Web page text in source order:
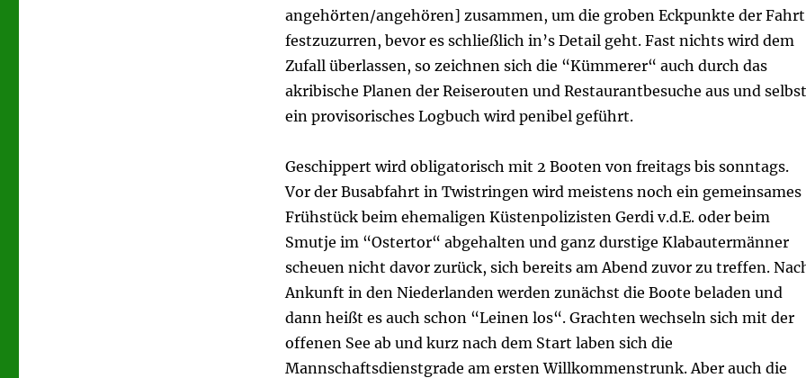
angehörten/angehören] zusammen, um die groben Eckpunkte der Fahrt
festzuzurren, bevor es schließlich in’s Detail geht. Fast nichts wird dem
Zufall überlassen, so zeichnen sich die “Kümmerer“ auch durch das
akribische Planen der Reiserouten und Restaurantbesuche aus und selbst
ein provisorisches Logbuch wird penibel geführt.
Geschippert wird obligatorisch mit 2 Booten von freitags bis sonntags.
Vor der Busabfahrt in Twistringen wird meistens noch ein gemeinsames
Frühstück beim ehemaligen Küstenpolizisten Gerdi v.d.E. oder beim
Smutje im “Ostertor“ abgehalten und ganz durstige Klabautermänner
scheuen nicht davor zurück, sich bereits am Abend zuvor zu treffen.
Ankunft in den Niederlanden werden zunächst die Boote beladen und
dann heißt es auch schon “Leinen los“. Grachten wechseln sich mit der
offenen See ab und kurz nach dem Start laben sich die
Mannschaftsdienstgrade am ersten Willkommenstrunk. Aber auch die